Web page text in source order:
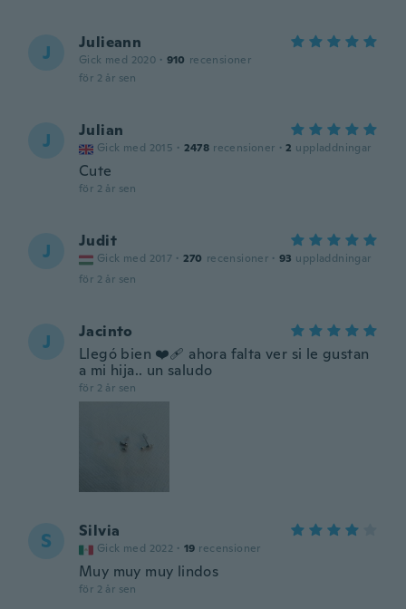
J Julieann
Gick med 2020 · 910 recensioner
för 2 år sen
J Julian
Gick med 2015 · 2478 recensioner · 2 uppladdningar
Cute
för 2 år sen
J Judit
Gick med 2017 · 270 recensioner · 93 uppladdningar
för 2 år sen
J
Jacinto
Llegó bien ❤️‍🩹 ahora falta ver si le gustan
a mi hija.. un saludo
för 2 år sen
S Silvia
Gick med 2022 · 19 recensioner
Muy muy muy lindos
för 2 år sen